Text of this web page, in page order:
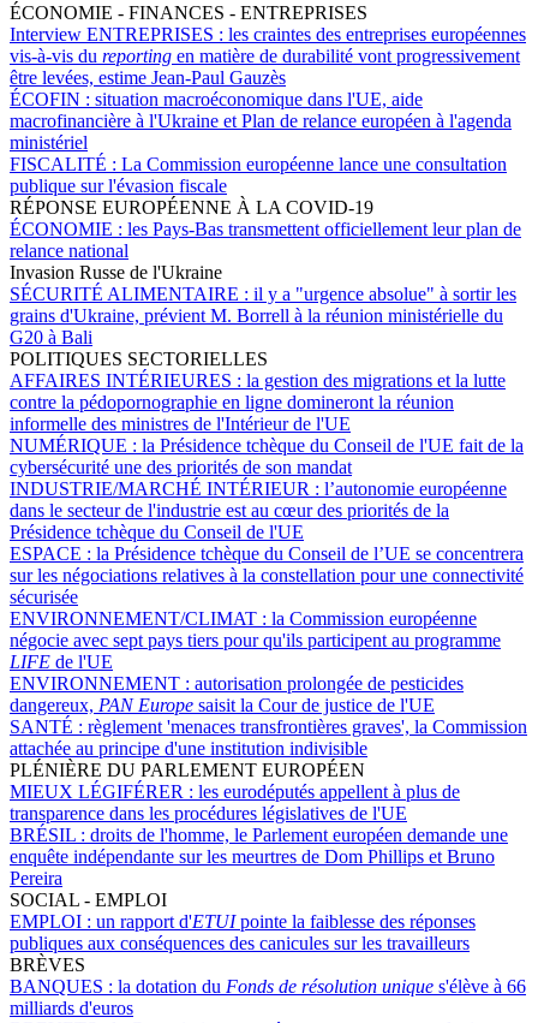
ÉCONOMIE - FINANCES - ENTREPRISES
Interview ENTREPRISES : les craintes des entreprises européennes
vis-à-vis du reporting en matière de durabilité vont progressivement
être levées, estime Jean-Paul Gauzès
ÉCOFIN : situation macroéconomique dans l'UE, aide
macrofinancière à l'Ukraine et Plan de relance européen à l'agenda
ministériel
FISCALITÉ : La Commission européenne lance une consultation
publique sur l'évasion fiscale
RÉPONSE EUROPÉENNE À LA COVID-19
ÉCONOMIE : les Pays-Bas transmettent officiellement leur plan de
relance national
Invasion Russe de l'Ukraine
SÉCURITÉ ALIMENTAIRE : il y a "urgence absolue" à sortir les
grains d'Ukraine, prévient M. Borrell à la réunion ministérielle du
G20 à Bali
POLITIQUES SECTORIELLES
AFFAIRES INTÉRIEURES : la gestion des migrations et la lutte
contre la pédopornographie en ligne domineront la réunion
informelle des ministres de l'Intérieur de l'UE
NUMÉRIQUE : la Présidence tchèque du Conseil de l'UE fait de la
cybersécurité une des priorités de son mandat
INDUSTRIE/MARCHÉ INTÉRIEUR : l’autonomie européenne
dans le secteur de l'industrie est au cœur des priorités de la
Présidence tchèque du Conseil de l'UE
ESPACE : la Présidence tchèque du Conseil de l’UE se concentrera
sur les négociations relatives à la constellation pour une connectivité
sécurisée
ENVIRONNEMENT/CLIMAT : la Commission européenne
négocie avec sept pays tiers pour qu'ils participent au programme
LIFE de l'UE
ENVIRONNEMENT : autorisation prolongée de pesticides
dangereux, PAN Europe saisit la Cour de justice de l'UE
SANTÉ : règlement 'menaces transfrontières graves', la Commission
attachée au principe d'une institution indivisible
PLÉNIÈRE DU PARLEMENT EUROPÉEN
MIEUX LÉGIFÉRER : les eurodéputés appellent à plus de
transparence dans les procédures législatives de l'UE
BRÉSIL : droits de l'homme, le Parlement européen demande une
enquête indépendante sur les meurtres de Dom Phillips et Bruno
Pereira
SOCIAL - EMPLOI
EMPLOI : un rapport d'ETUIpointe la faiblesse des réponses
publiques aux conséquences des canicules sur les travailleurs
BRÈVES
BANQUES : la dotation du Fonds de résolution unique s'élève à 66
milliards d'euros